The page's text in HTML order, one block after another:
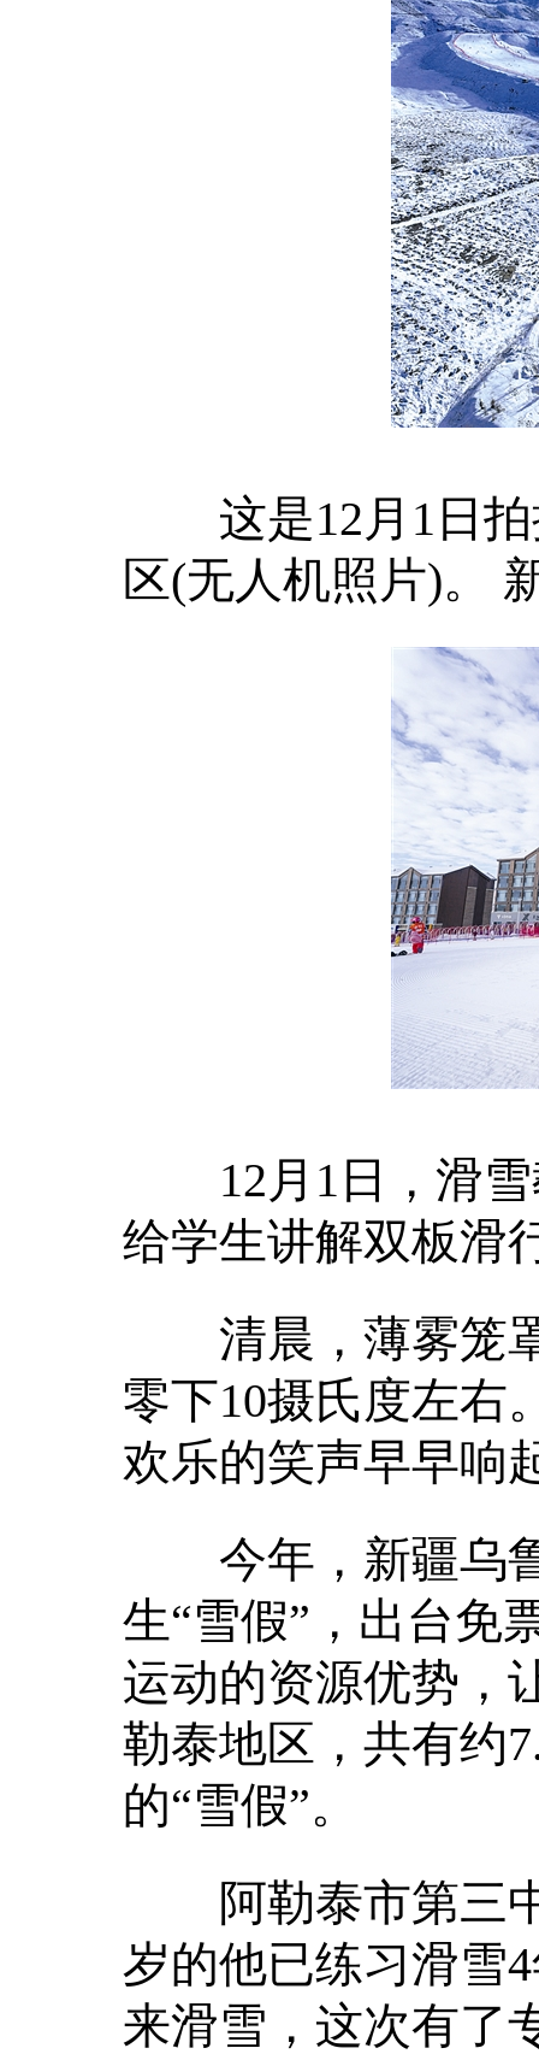
这是12月1日拍
区(无人机照片)。
12月1日，滑雪
给学生讲解双板滑
清晨，薄雾笼罩
零下10摄氏度左右
欢乐的笑声早早响
今年，新疆乌鲁
生“雪假”，出台免
运动的资源优势，
勒泰地区，共有约
的“雪假”。
阿勒泰市第三中
岁的他已练习滑雪
来滑雪，这次有了